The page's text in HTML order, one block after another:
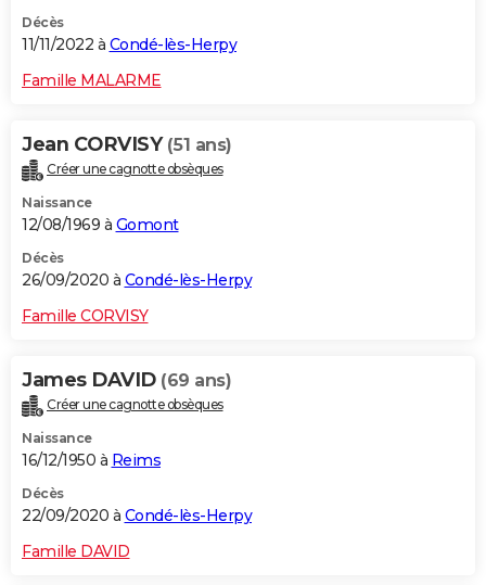
S'inscrire
Se connecter
Lycées
Collèges
Primaires
Universités
Entreprises
Service militaire
Avis de recherche
AVIS DE DÉCÈS
Décès
11/11/2022 à Condé-lès-Herpy
Famille MALARME
Jean CORVISY (51 ans)
Créer une cagnotte obsèques
Naissance
12/08/1969 à Gomont
Décès
26/09/2020 à Condé-lès-Herpy
Famille CORVISY
James DAVID (69 ans)
Créer une cagnotte obsèques
Naissance
16/12/1950 à Reims
Décès
22/09/2020 à Condé-lès-Herpy
Famille DAVID